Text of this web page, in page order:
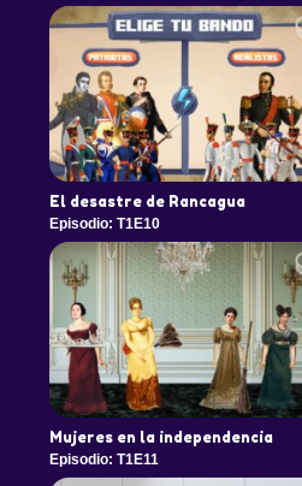
El desastre de Rancagua
Episodio: T1E10
Mujeres en la independencia
Episodio: T1E11